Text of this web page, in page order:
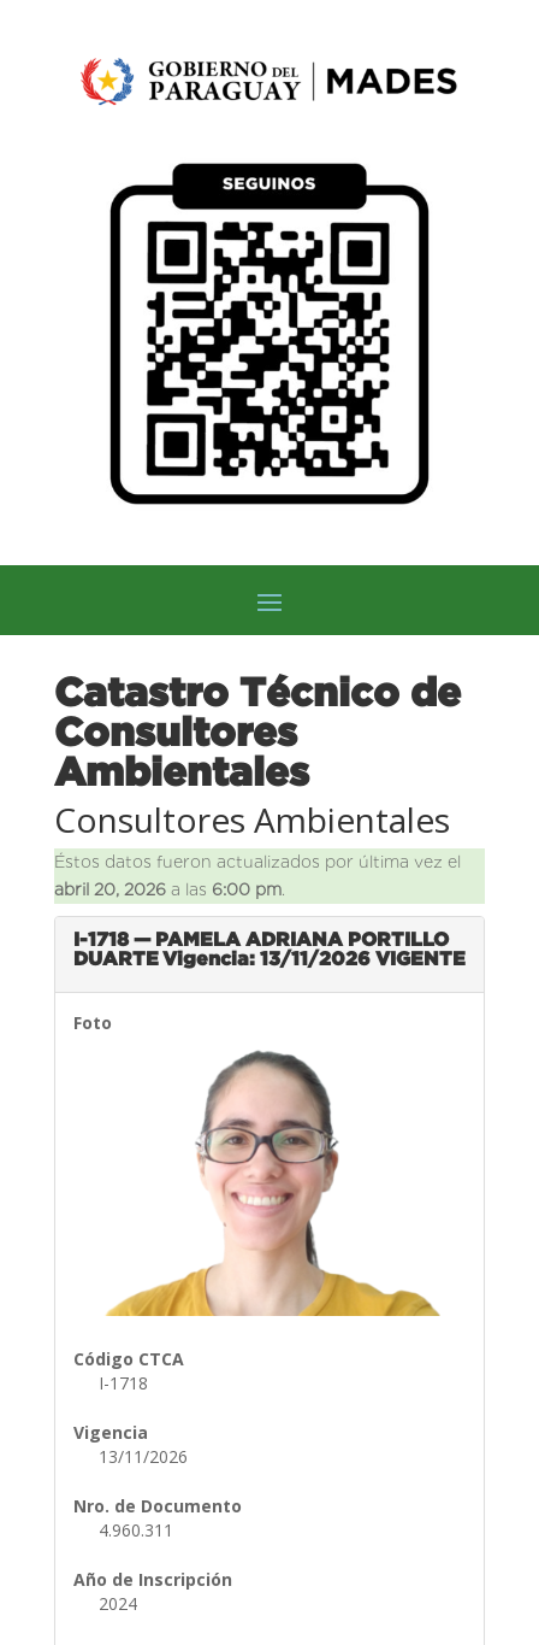
Catastro Técnico de
Consultores
Ambientales
Consultores Ambientales
Éstos datos fueron actualizados por última vez el
abril 20, 2026a las 6:00 pm.
I-1718 — PAMELA ADRIANA PORTILLO
DUARTEVigencia: 13/11/2026VIGENTE
Foto
Código CTCA
I-1718
Vigencia
13/11/2026
Nro. de Documento
4.960.311
Año de Inscripción
2024